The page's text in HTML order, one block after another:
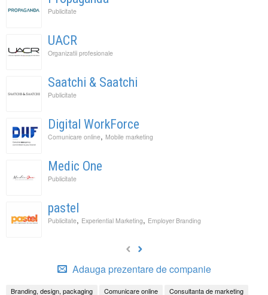
Publicitate
UACR
Organizatii profesionale
Saatchi & Saatchi
Publicitate
Digital WorkForce
Comunicare online, Mobile marketing
Medic One
Publicitate
pastel
Publicitate, Experiential Marketing, Employer Branding
Adauga prezentare de companie
Branding, design, packaging Comunicare online Consultanta de marketing